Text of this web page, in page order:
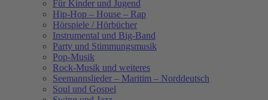
Für Kinder und Jugend
Hip-Hop – House – Rap
Hörspiele / Hörbücher
Instrumental und Big-Band
Party und Stimmungsmusik
Pop-Musik
Rock-Musik und weiteres
Seemannslieder – Maritim – Norddeutsch
Soul und Gospel